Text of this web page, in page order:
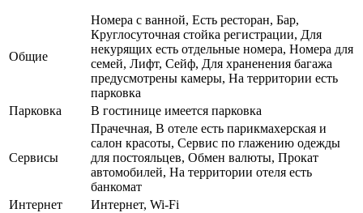
Общие
Номера с ванной, Есть ресторан, Бар,
Круглосуточная стойка регистрации, Для
некурящих есть отдельные номера, Номера для
семей, Лифт, Сейф, Для храненения багажа
предусмотрены камеры, На территории есть
парковка
Парковка
В гостинице имеется парковка
Сервисы
Прачечная, В отеле есть парикмахерская и
салон красоты, Сервис по глажению одежды
для постояльцев, Обмен валюты, Прокат
автомобилей, На территории отеля есть
банкомат
Интернет
Интернет, Wi-Fi